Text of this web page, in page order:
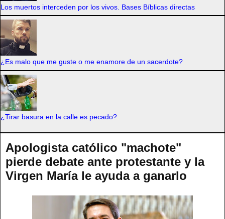
Los muertos interceden por los vivos. Bases Bíblicas directas
¿Es malo que me guste o me enamore de un sacerdote?
¿Tirar basura en la calle es pecado?
Apologista católico "machote"
pierde debate ante protestante y la
Virgen María le ayuda a ganarlo